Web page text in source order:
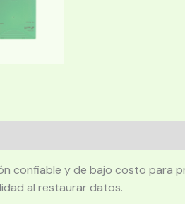
confiable y de bajo costo
al restaurar datos.